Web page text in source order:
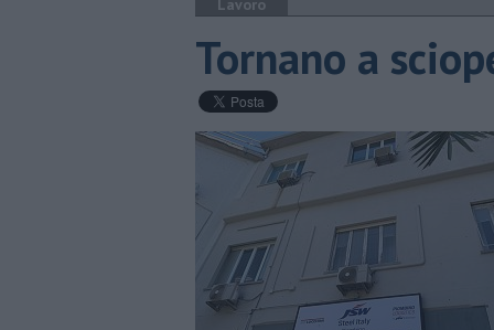
Lavoro
Tornano a